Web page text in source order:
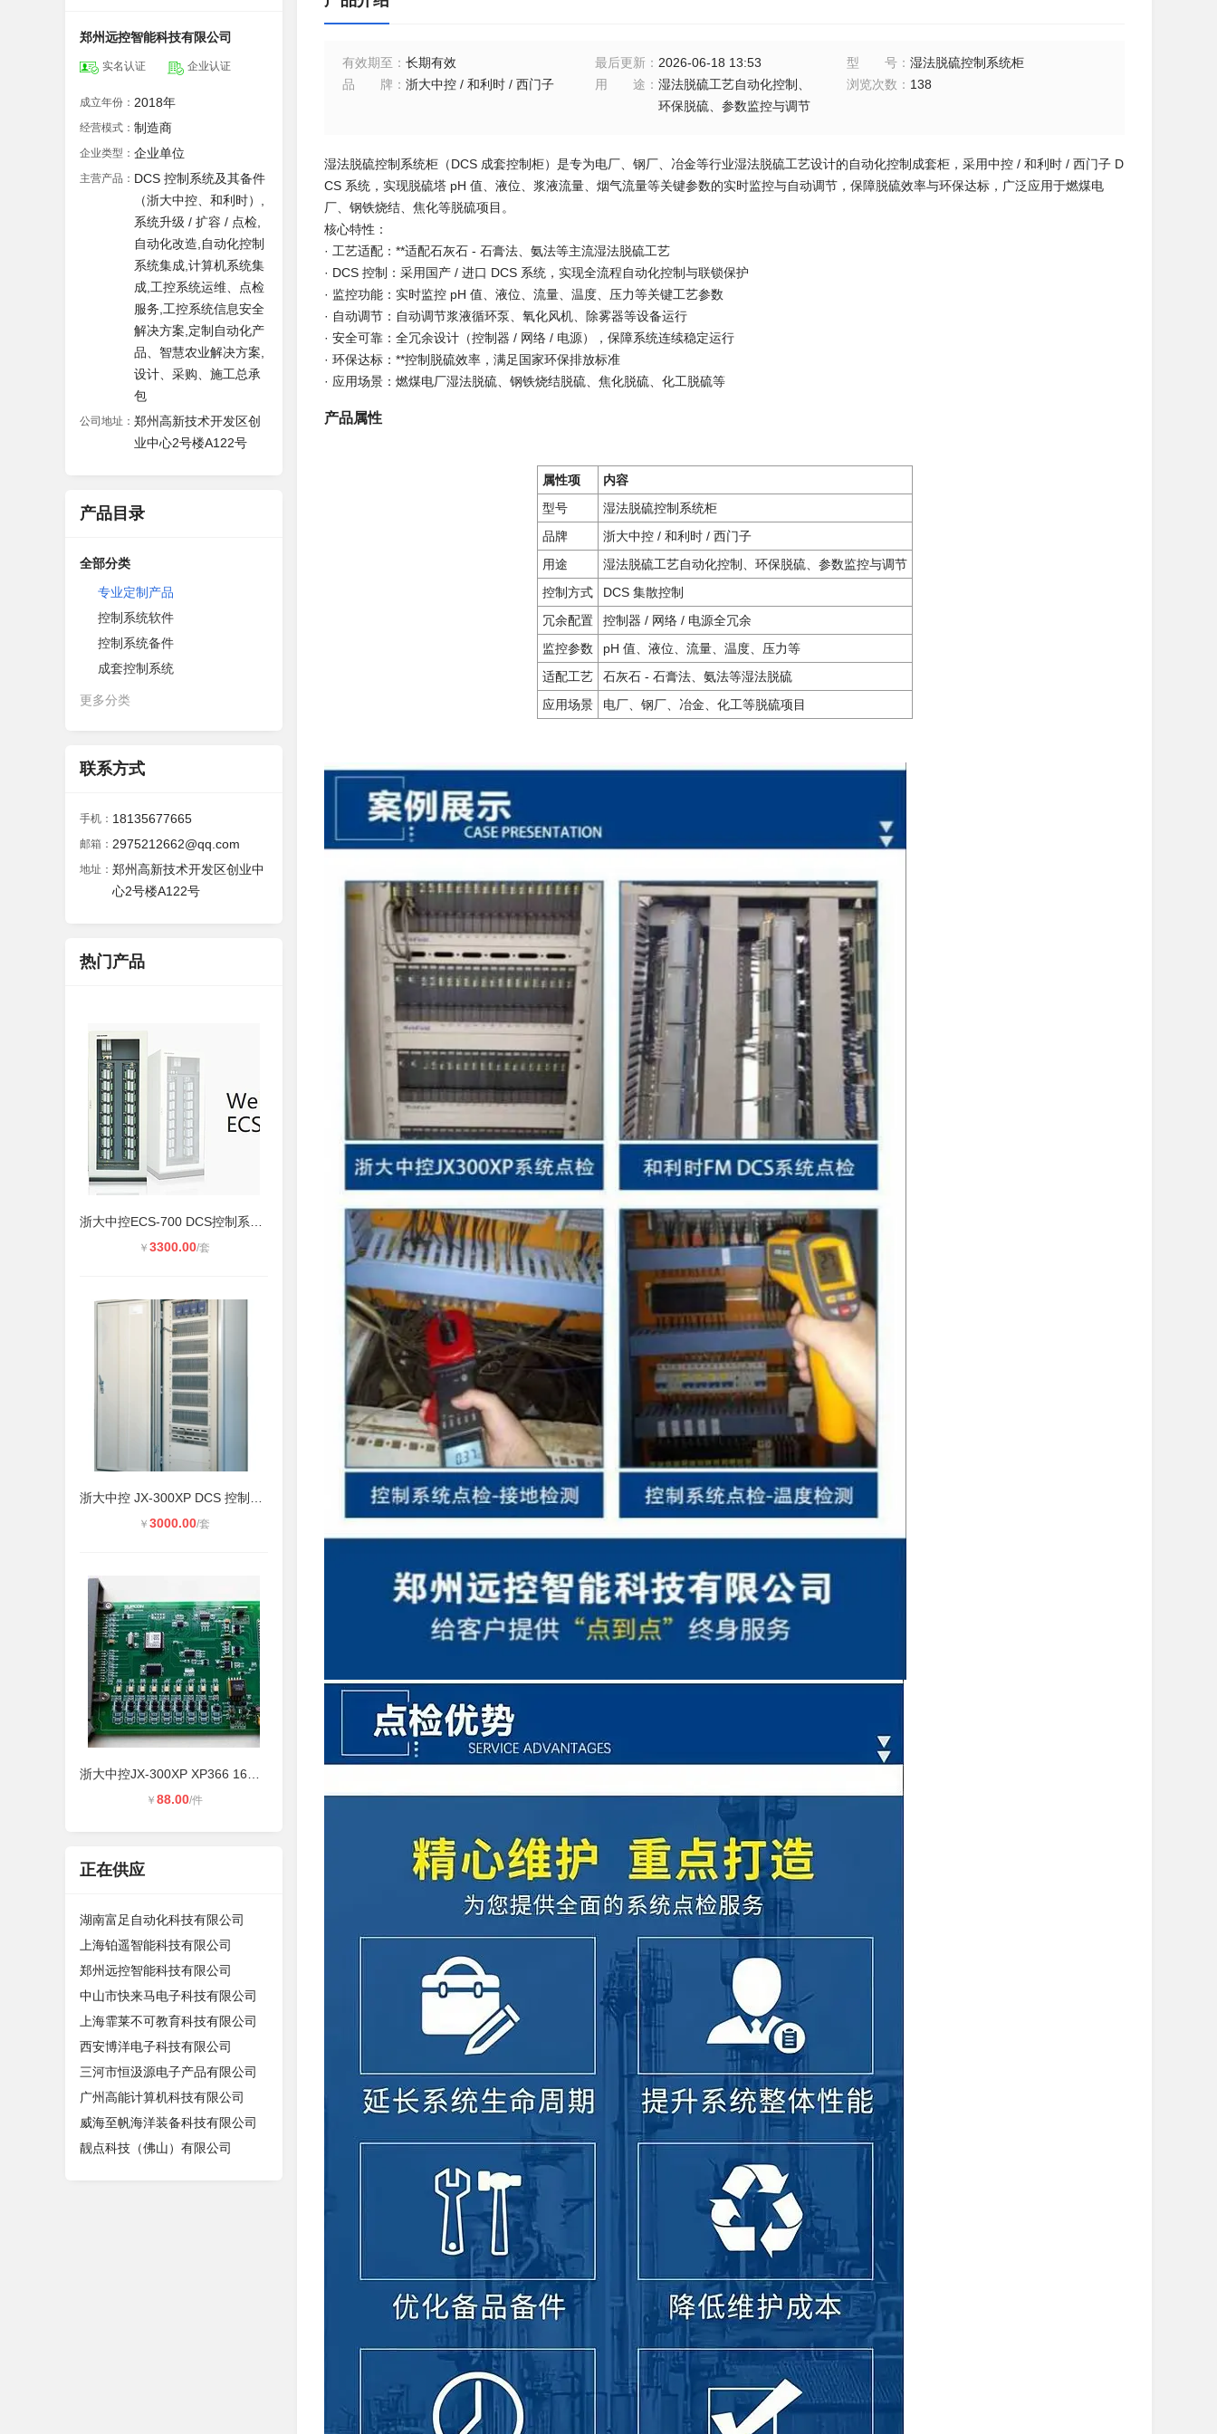
郑州远控智能科技有限公司
实名认证 企业认证
成立年份： 2018年
经营模式： 制造商
企业类型： 企业单位
主营产品： DCS 控制系统及其备件
（浙大中控、和利时）,
系统升级 / 扩容 / 点检,
自动化改造,自动化控制
系统集成,计算机系统集
成,工控系统运维、点检
服务,工控系统信息安全
解决方案,定制自动化产
品、智慧农业解决方案,
设计、采购、施工总承
包
公司地址： 郑州高新技术开发区创
业中心2号楼A122号
产品目录
全部分类
专业定制产品
控制系统软件
控制系统备件
成套控制系统
更多分类
联系方式
手机： 18135677665
邮箱： 2975212662@qq.com
地址： 郑州高新技术开发区创业中
心2号楼A122号
热门产品
￥ 3300.00/套
￥ 3000.00/套
￥ 88.00/件
正在供应
湖南富足自动化科技有限公司
上海铂遥智能科技有限公司
郑州远控智能科技有限公司
中山市快来马电子科技有限公司
上海霏莱不可教育科技有限公司
西安博洋电子科技有限公司
三河市恒汲源电子产品有限公司
广州高能计算机科技有限公司
威海至帆海洋装备科技有限公司
靓点科技（佛山）有限公司
有效期至 ： 长期有效 最后更新： 2026-06-18 13:53 型号 ：湿法脱硫控制系统柜
品牌 ： 浙大中控 / 和利时 / 西门子 用途 ： 湿法脱硫工艺自动化控制、
环保脱硫、参数监控与调节
浏览次数 ： 138
湿法脱硫控制系统柜（DCS 成套控制柜）是专为电厂、钢厂、冶金等行业湿法脱硫工艺设计的自动化控制成套柜，采用中控 / 和利时 / 西门子 D
CS 系统，实现脱硫塔 pH 值、液位、浆液流量、烟气流量等关键参数的实时监控与自动调节，保障脱硫效率与环保达标，广泛应用于燃煤电
厂、钢铁烧结、焦化等脱硫项目。
核心特性：
· 工艺适配：**适配石灰石 - 石膏法、氨法等主流湿法脱硫工艺
· DCS 控制：采用国产 / 进口 DCS 系统，实现全流程自动化控制与联锁保护
· 监控功能：实时监控 pH 值、液位、流量、温度、压力等关键工艺参数
· 自动调节：自动调节浆液循环泵、氧化风机、除雾器等设备运行
· 安全可靠：全冗余设计（控制器 / 网络 / 电源），保障系统连续稳定运行
· 环保达标：**控制脱硫效率，满足国家环保排放标准
· 应用场景：燃煤电厂湿法脱硫、钢铁烧结脱硫、焦化脱硫、化工脱硫等
产品属性
属性项
内容
型号
湿法脱硫控制系统柜
品牌
浙大中控/ 和利时 / 西门子
用途
湿法脱硫工艺自动化控制、环保脱硫、参数监控与调节
控制方式
DCS 集散控制
冗余配置
控制器 / 网络 / 电源全冗余
监控参数
pH 值、液位、流量、温度、压力等
适配工艺
石灰石- 石膏法、氨法等湿法脱硫
应用场景
电厂、钢厂、冶金、化工等脱硫项目